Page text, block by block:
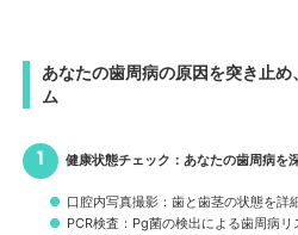
あなたの歯周病の原因を突き止
ム
健康状態チェック：あなたの歯周病を
口腔内写真撮影：歯と歯茎の状態を詳
PCR検査：Pg菌の検出による歯周病リ